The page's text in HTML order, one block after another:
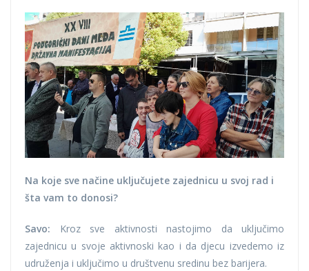
Na koje sve načine uključujete zajednicu u svoj rad i
šta vam to donosi?
Savo: Kroz sve aktivnosti nastojimo da uključimo
zajednicu u svoje aktivnoski kao i da djecu izvedemo iz
udruženja i uključimo u društvenu sredinu bez barijera.